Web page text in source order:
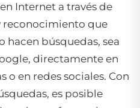
Internet a través de
reconocimiento que
hacen búsquedas, sea
directamente en
o en redes sociales. Con
es posible